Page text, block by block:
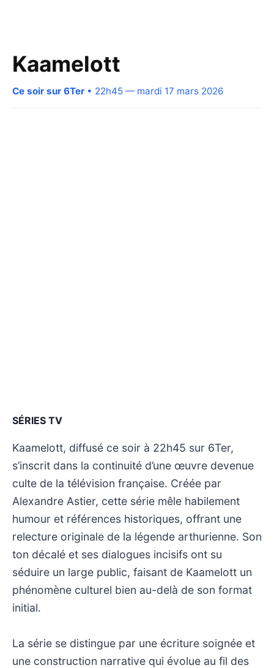
Kaamelott
Ce soir sur 6Ter • 22h45 — mardi 17 mars 2026
SÉRIES TV
Kaamelott, diffusé ce soir à 22h45 sur 6Ter,
s’inscrit dans la continuité d’une œuvre devenue
culte de la télévision française. Créée par
Alexandre Astier, cette série mêle habilement
humour et références historiques, offrant une
relecture originale de la légende arthurienne. Son
ton décalé et ses dialogues incisifs ont su
séduire un large public, faisant de Kaamelott un
phénomène culturel bien au-delà de son format
initial.
La série se distingue par une écriture soignée et
une construction narrative qui évolue au fil des